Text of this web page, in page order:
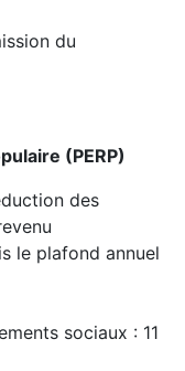
du
(PERP)
des
le plafond annuel
sociaux : 11